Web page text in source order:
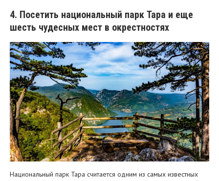
4. Посетить национальный парк Тара и еще
шесть чудесных мест в окрестностях
Национальный парк Тара считается одним из самых известных